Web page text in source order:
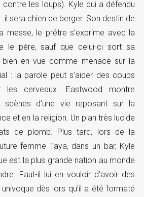
les loups). Kyle qui a défendu
il sera chien de berger. Son destin de
messe, le prêtre s’exprime avec la
le père, sauf que celui-ci sort sa
bien en vue comme menace sur la
: la parole peut s’aider des coups
les cerveaux. Eastwood montre
scènes d’une vie reposant sur la
et en la religion. Un plan très lucide
de plomb. Plus tard, lors de la
femme Taya, dans un bar, Kyle
est la plus grande nation au monde
Faut-il lui en vouloir d’avoir des
dès lors qu’il a été formaté